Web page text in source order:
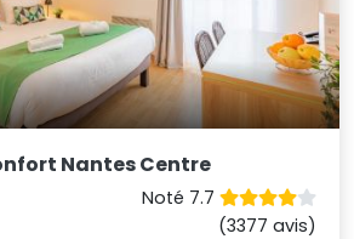
Nantes Centre
Noté 7.7
(3377 avis)